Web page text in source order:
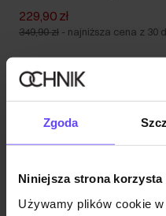
Zgoda
Niniejsza strona
Używamy plików cookie w
229,90 zł
349,90 zł - najniższa cena z 30